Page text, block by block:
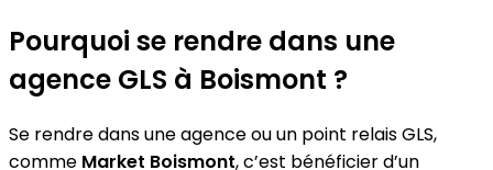
Pourquoi se rendre dans une
agence GLS à Boismont ?
Se rendre dans une agence ou un point relais GLS,
comme Market Boismont, c’est bénéficier d’un